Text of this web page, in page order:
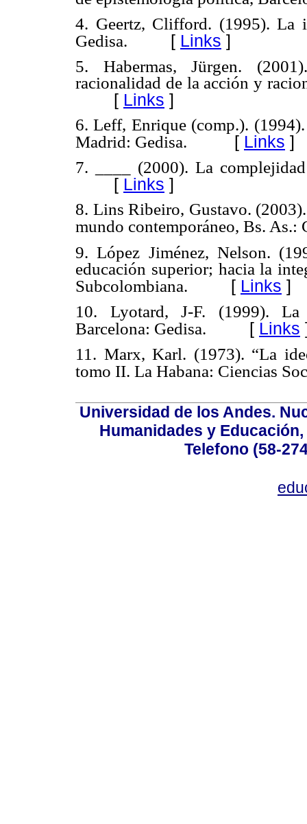
4. Geertz, Clifford. (1995). La
Gedisa. [ Links ]
5. Habermas, Jürgen.
racionalidad de la acción y
[ Links ]
6. Leff, Enrique (comp.).
Madrid: Gedisa.
[ Links ]
7. ____ (2000). La
[ Links ]
8. Lins Ribeiro, Gustavo.
mundo contemporáneo, Bs. As.:
9. López Jiménez, Nelson.
educación superior; hacia la
Subcolombiana. [ Links ]
10. Lyotard, J-F. (1999). La
Barcelona: Gedisa. [ Links
11. Marx, Karl. (1973). “La
tomo II. La Habana: Ciencias
Universidad de los Andes.
Humanidades y
Telefono (58-